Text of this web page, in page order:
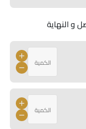
و النهاية